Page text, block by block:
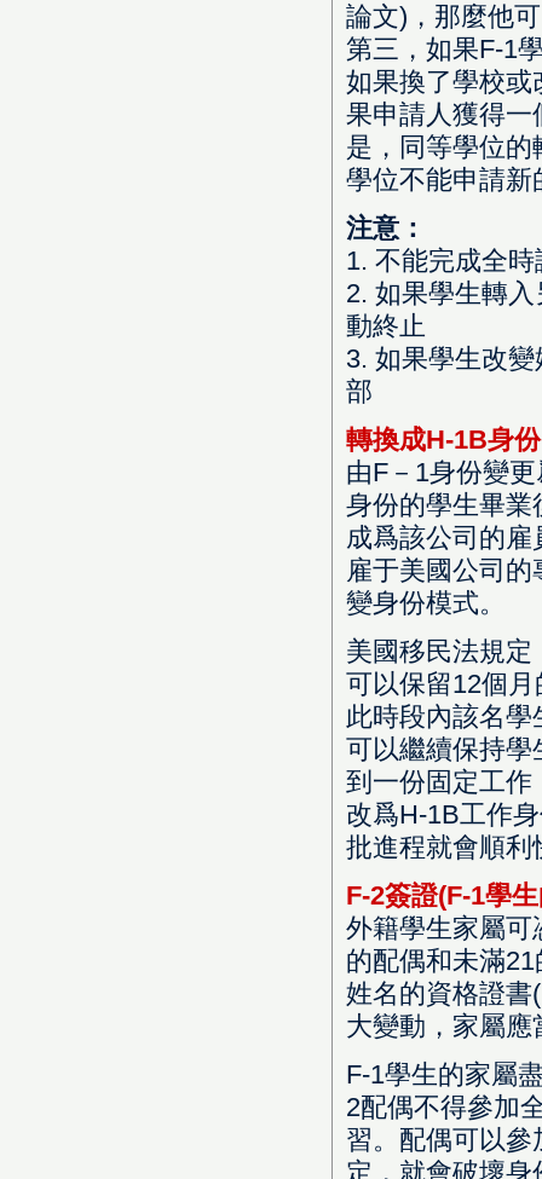
論文)，那麼他
第三，如果F-1
如果換了學校或
果申請人獲得一
是，同等學位
學位不能申請新
注意：
1. 不能完成全
2. 如果學生轉
動終止
3. 如果學生改
部
轉換成H-1B身份
由F－1身份變
身份的學生畢業
成爲該公司的
雇于美國公司
變身份模式。
美國移民法規
可以保留12個
此時段內該名
可以繼續保持學
到一份固定工作
改爲H-1B工作
批進程就會順利
F-2簽證(F-1學
外籍學生家屬可
的配偶和未滿
姓名的資格證書
大變動，家屬
F-1學生的家屬
2配偶不得參加
習。配偶可以
定，就會